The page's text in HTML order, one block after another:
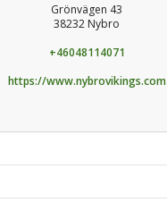
Grönvägen 43
38232 Nybro
+46048114071
https://www.nybrovikings.com